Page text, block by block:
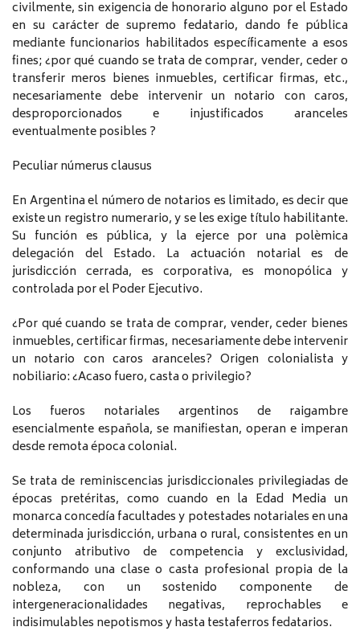
civilmente, sin exigencia de honorario alguno por el Estado
en su carácter de supremo fedatario, dando fe pública
mediante funcionarios habilitados específicamente a esos
fines; ¿por qué cuando se trata de comprar, vender, ceder o
transferir meros bienes inmuebles, certificar firmas, etc.,
necesariamente debe intervenir un notario con caros,
desproporcionados e injustificados aranceles
eventualmente posibles ?
Peculiar númerus clausus
En Argentina el número de notarios es limitado, es decir que
existe un registro numerario, y se les exige título habilitante.
Su función es pública, y la ejerce por una polèmica
delegación del Estado. La actuación notarial es de
jurisdicción cerrada, es corporativa, es monopólica y
controlada por el Poder Ejecutivo.
¿Por qué cuando se trata de comprar, vender, ceder bienes
inmuebles, certificar firmas, necesariamente debe intervenir
un notario con caros aranceles? Origen colonialista y
nobiliario: ¿Acaso fuero, casta o privilegio?
Los fueros notariales argentinos de raigambre
esencialmente española, se manifiestan, operan e imperan
desde remota época colonial.
Se trata de reminiscencias jurisdiccionales privilegiadas de
épocas pretéritas, como cuando en la Edad Media un
monarca concedía facultades y potestades notariales en una
determinada jurisdicción, urbana o rural, consistentes en un
conjunto atributivo de competencia y exclusividad,
conformando una clase o casta profesional propia de la
nobleza, con un sostenido componente de
intergeneracionalidades negativas, reprochables e
indisimulables nepotismos y hasta testaferros fedatarios.